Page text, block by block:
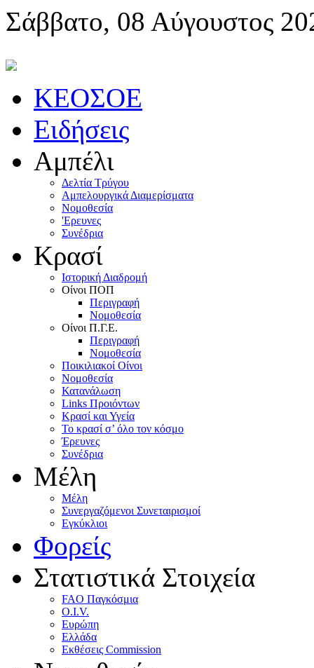
Σάββατο, 08 Αύγουστος
KEOΣOE
Ειδήσεις
Αμπέλι
Δελτία Τρύγου
Αμπελουργικά Διαμερίσματα
Nομοθεσία
'Eρευνες
Συνέδρια
Κρασί
Iστορική Διαδρομή
Oίνοι ΠOΠ
Περιγραφή
Nομοθεσία
Oίνοι Π.Γ.E.
Περιγραφή
Νομοθεσία
Ποικιλιακοί Oίνοι
Nομοθεσία
Κατανάλωση
Links Προιόντων
Κρασί και Υγεία
To κρασί σ’ όλο τον κόσμο
Έρευνες
Συνέδρια
Μέλη
Mέλη
Συνεργαζόμενοι Συνεταιρισμοί
Εγκύκλιοι
Φορείς
Στατιστικά Στοιχεία
FAO Παγκόσμια
O.I.V.
Ευρώπη
Ελλάδα
Eκθέσεις Commission